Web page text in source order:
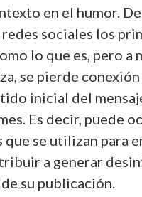
en el humor.
redes sociales los
lo que es, pero
se pierde
inicial del
Es decir, puede
se utilizan para
a generar
su publicación.